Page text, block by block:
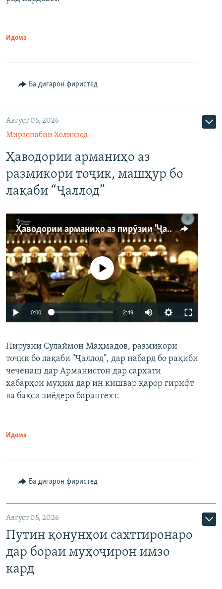
Идома
Ба дигарон фиристед
Август 05, 2026
Мирзонабии Холиқзод
Ҳаводории арманиҳо аз
размикори тоҷик, машҳур бо
лақаби “Ҷаллод”
Ҳаводории арманиҳо аз пирӯзии "Ҷаллод"-и тоҷик
Auto 240p 360p 480p
720p 1080p
Феълан кор намекунад
0:00 2:49
360p
480p
Пирӯзии Сулаймон Маҳмадов, размикори
тоҷик бо лақаби "Ҷаллод", дар набард бо рақиби
чеченаш дар Арманистон дар сархати
хабарҳои муҳим дар ин кишвар қарор гирифт
ва баҳси зиёдеро барангехт.
Идома
Ба дигарон фиристед
Август 05, 2026
Путин қонунҳои сахтгиронаро
дар бораи муҳоҷирон имзо
кард